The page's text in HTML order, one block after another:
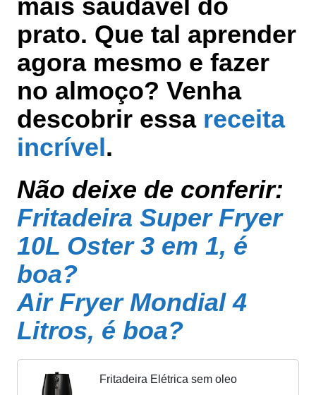
mais saudável do
prato. Que tal aprender
agora mesmo e fazer
no almoço? Venha
descobrir essa receita
incrível.
Não deixe de conferir:
Fritadeira Super Fryer
10L Oster 3 em 1, é
boa?
Air Fryer Mondial 4
Litros, é boa?
Fritadeira Elétrica sem oleo